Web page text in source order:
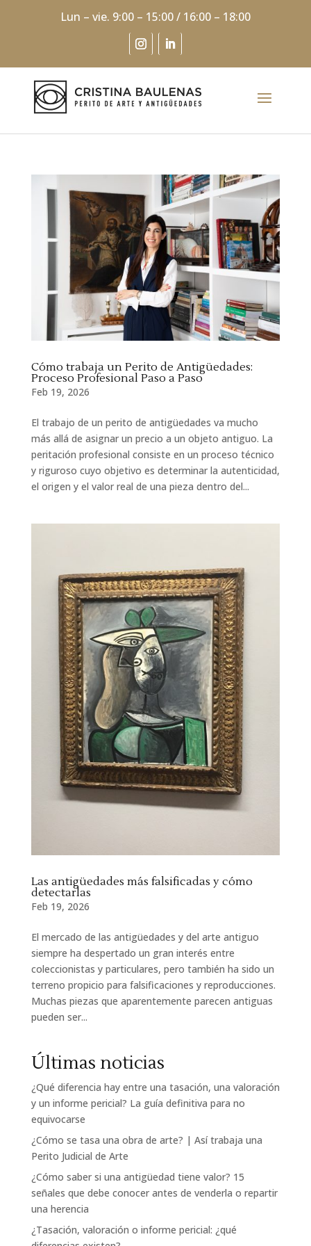
Lun – vie. 9:00 – 15:00 / 16:00 – 18:00
Cómo trabaja un Perito de Antigüedades:
Proceso Profesional Paso a Paso
Feb 19, 2026
El trabajo de un perito de antigüedades va mucho
más allá de asignar un precio a un objeto antiguo. La
peritación profesional consiste en un proceso técnico
y riguroso cuyo objetivo es determinar la autenticidad,
el origen y el valor real de una pieza dentro del...
Las antigüedades más falsificadas y cómo
detectarlas
Feb 19, 2026
El mercado de las antigüedades y del arte antiguo
siempre ha despertado un gran interés entre
coleccionistas y particulares, pero también ha sido un
terreno propicio para falsificaciones y reproducciones.
Muchas piezas que aparentemente parecen antiguas
pueden ser...
Últimas noticias
¿Qué diferencia hay entre una tasación, una valoración
y un informe pericial? La guía definitiva para no
equivocarse
¿Cómo se tasa una obra de arte? | Así trabaja una
Perito Judicial de Arte
¿Cómo saber si una antigüedad tiene valor? 15
señales que debe conocer antes de venderla o repartir
una herencia
¿Tasación, valoración o informe pericial: ¿qué